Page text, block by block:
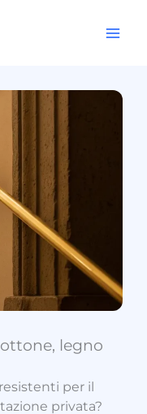
legno
per il
privata?